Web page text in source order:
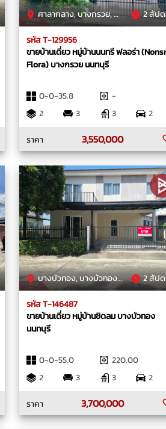
ศาลากลาง, บางกรวย, นนทบุรี 2 สัปด
รหัส T-129956
ขายบ้านเดี่ยว หมู่บ้านนนทรี ฟลอร่า
Flora) บางกรวย นนทบุรี
0-0-35.8
-
2
3 3
2
ราคา
3,550,000
บางบัวทอง, บางบัวทอง, นนทบุรี 2 สัปด
รหัส T-146487
ขายบ้านเดี่ยว หมู่บ้านชิดลม บางบัวทอง
นนทบุรี
0-0-55.0
220.00
2
3 3
2
ราคา
3,700,000